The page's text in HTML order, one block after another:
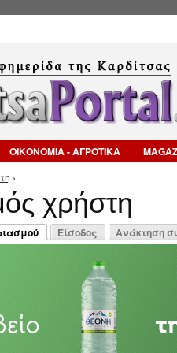
ΟΙΚΟΝΟΜΙΑ - ΑΓΡΟΤΙΚΑ
›
χρήστη
Είσοδος Ανάκτηση